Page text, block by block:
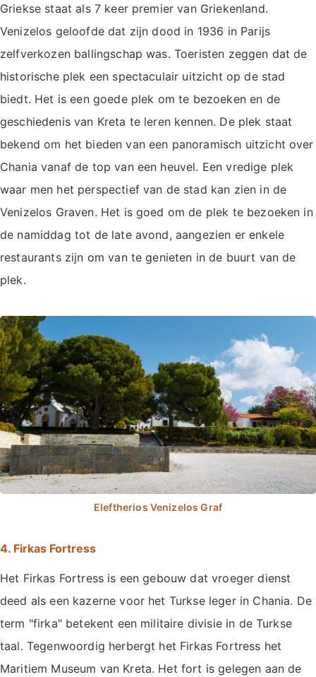
Griekse staat als 7 keer premier van Griekenland.
Venizelos geloofde dat zijn dood in 1936 in Parijs
zelfverkozen ballingschap was. Toeristen zeggen dat de
historische plek een spectaculair uitzicht op de stad
biedt. Het is een goede plek om te bezoeken en de
geschiedenis van Kreta te leren kennen. De plek staat
bekend om het bieden van een panoramisch uitzicht over
Chania vanaf de top van een heuvel. Een vredige plek
waar men het perspectief van de stad kan zien in de
Venizelos Graven. Het is goed om de plek te bezoeken in
de namiddag tot de late avond, aangezien er enkele
restaurants zijn om van te genieten in de buurt van de
plek.
4. Firkas Fortress
Het Firkas Fortress is een gebouw dat vroeger dienst
deed als een kazerne voor het Turkse leger in Chania. De
term "firka" betekent een militaire divisie in de Turkse
taal. Tegenwoordig herbergt het Firkas Fortress het
Maritiem Museum van Kreta. Het fort is gelegen aan de